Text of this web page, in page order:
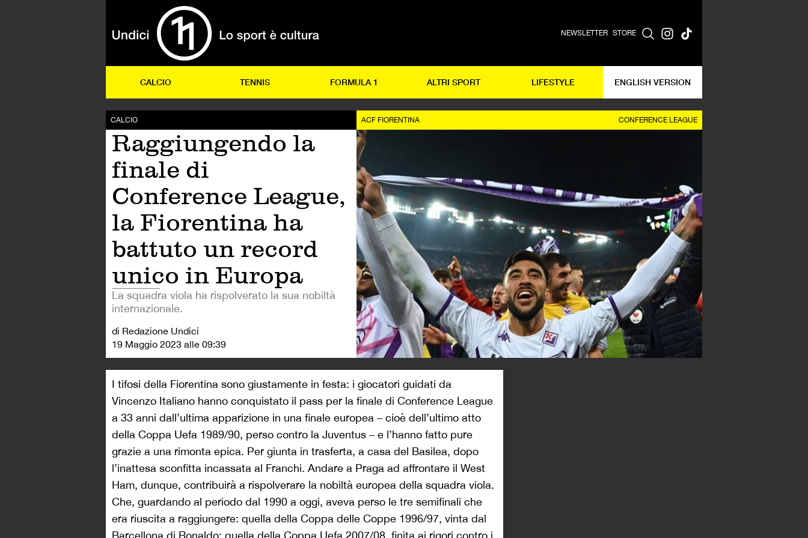
NEWSLETTER STORE
CALCIO TENNIS FORMULA 1 ALTRI SPORT LIFESTYLE ENGLISH VERSION
CALCIO
Raggiungendo la
finale di
Conference League,
la Fiorentina ha
battuto un record
unico in Europa
La squadra viola ha rispolverato la sua nobiltà
internazionale.
di Redazione Undici
19 Maggio 2023 alle 09:39
ACF FIORENTINA CONFERENCE LEAGUE
I tifosi della Fiorentina sono giustamente in festa: i giocatori guidati da
Vincenzo Italiano hanno conquistato il pass per la finale di Conference League
a 33 anni dall’ultima apparizione in una finale europea – cioè dell’ultimo atto
della Coppa Uefa 1989/90, perso contro la Juventus – e l’hanno fatto pure
grazie a una rimonta epica. Per giunta in trasferta, a casa del Basilea, dopo
l’inattesa sconfitta incassata al Franchi. Andare a Praga ad affrontare il West
Ham, dunque, contribuirà a rispolverare la nobiltà europea della squadra viola.
Che, guardando al periodo dal 1990 a oggi, aveva perso le tre semifinali che
era riuscita a raggiungere: quella della Coppa delle Coppe 1996/97, vinta dal
Barcellona di Ronaldo; quella della Coppa Uefa 2007/08, finita ai rigori contro i